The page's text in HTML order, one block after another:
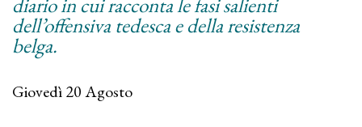
dell’offensiva tedesca e della resistenza
belga.
Giovedì 20 Agosto